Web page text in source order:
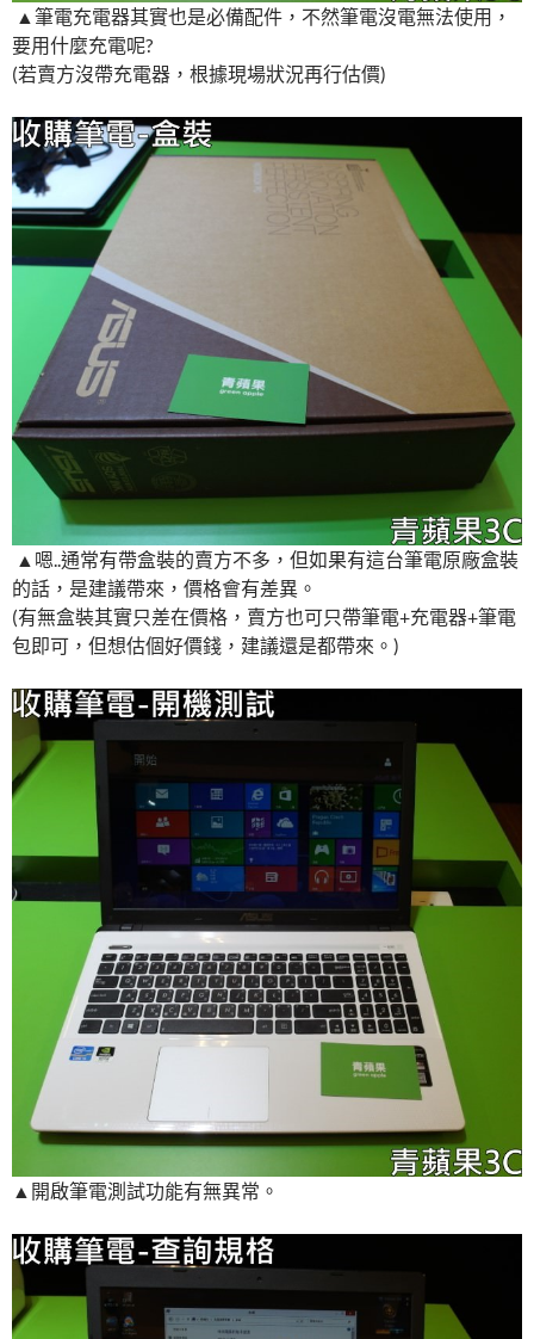
▲筆電充電器其實也是必備配件，不然筆電沒電無法使用，
要用什麼充電呢?
(若賣方沒帶充電器，根據現場狀況再行估價)
▲嗯..通常有帶盒裝的賣方不多，但如果有這台筆電原廠盒裝
的話，是建議帶來，價格會有差異。
(有無盒裝其實只差在價格，賣方也可只帶筆電+充電器+筆電
包即可，但想估個好價錢，建議還是都帶來。)
▲開啟筆電測試功能有無異常。